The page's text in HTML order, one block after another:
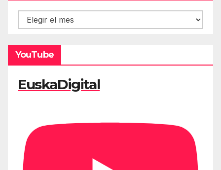
Hemeroteca
YouTube
EuskaDigital